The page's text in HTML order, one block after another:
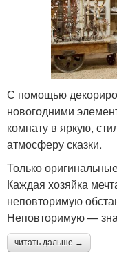
С помощью
новогодними
комнату в яркую,
атмосферу сказки.
Только
Каждая хозяйка
неповторимую
Неповторимую —
читать дальше →